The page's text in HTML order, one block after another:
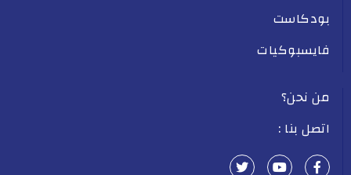
بودكاست
فايسبوكيات
من نحن؟
اتصل بنا :